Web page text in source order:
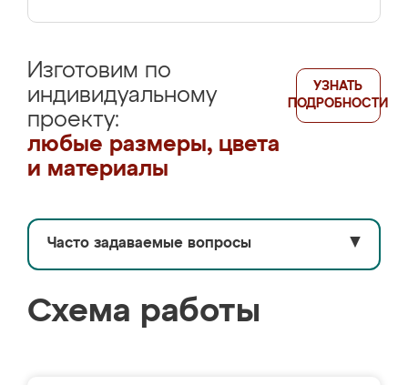
Изготовим по
индивидуальному
проекту:
любые размеры, цвета
и материалы
УЗНАТЬ
ПОДРОБНОСТИ
Часто задаваемые вопросы ▼
Схема работы